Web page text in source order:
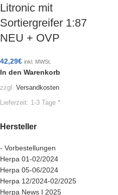
Hersteller
- Vorbestellungen
Herpa 01-02/2024
Herpa 05-06/2024
Herpa 12/2024-02/2025
Herpa News I 2025
Litronic mit
Sortiergreifer 1:87
NEU + OVP
42,29€ inkl. MWSt.
In den Warenkorb
zzgl. Versandkosten
Lieferzeit: 1-3 Tage *